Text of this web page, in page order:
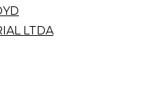
LTDA